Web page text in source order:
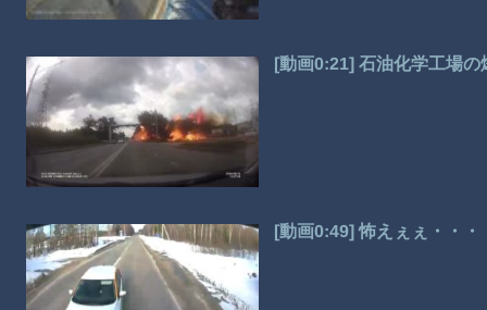
[動画0:21] 石油化学工場の
[動画0:49] 怖えぇぇ・・